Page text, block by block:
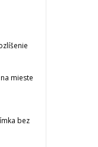
mieste
bez